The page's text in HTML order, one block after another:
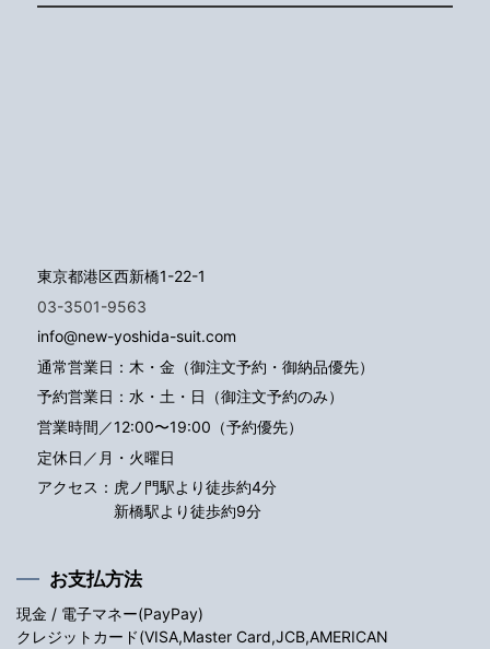
東京都港区西新橋1-22-1
03-3501-9563
info@new-yoshida-suit.com
通常営業日：木・金（御注文予約・御納品優先）
予約営業日：水・土・日（御注文予約のみ）
営業時間／12:00〜19:00（予約優先）
定休日／月・火曜日
アクセス： 虎ノ門駅より徒歩約4分
新橋駅より徒歩約9分
お支払方法
現金 / 電子マネー(PayPay)
クレジットカード(VISA,Master Card,JCB,AMERICAN